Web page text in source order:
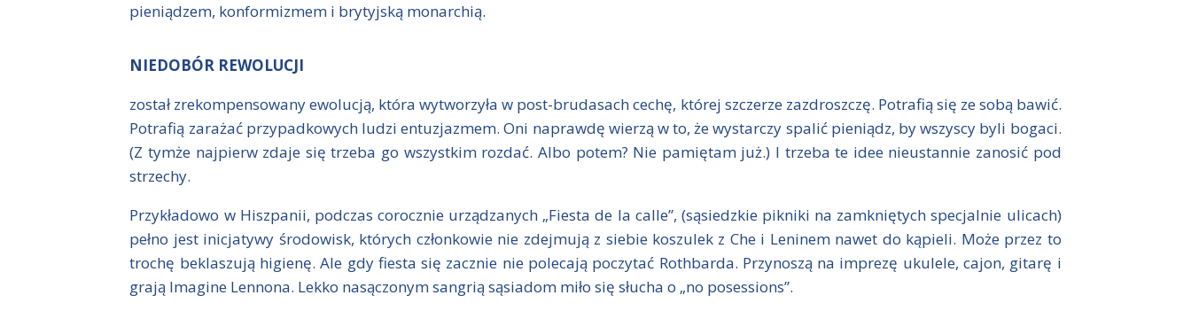
pieniądzem, konformizmem i brytyjską monarchią.
NIEDOBÓR REWOLUCJI
został zrekompensowany ewolucją, która wytworzyła w post-brudasach cechę, której szczerze zazdroszczę. Potrafią się ze sobą bawić.
Potrafią zarażać przypadkowych ludzi entuzjazmem. Oni naprawdę wierzą w to, że wystarczy spalić pieniądz, by wszyscy byli bogaci.
(Z tymże najpierw zdaje się trzeba go wszystkim rozdać. Albo potem? Nie pamiętam już.) I trzeba te idee nieustannie zanosić pod
strzechy.
Przykładowo w Hiszpanii, podczas corocznie urządzanych „Fiesta de la calle”, (sąsiedzkie pikniki na zamkniętych specjalnie ulicach)
pełno jest inicjatywy środowisk, których członkowie nie zdejmują z siebie koszulek z Che i Leninem nawet do kąpieli. Może przez to
trochę beklaszują higienę. Ale gdy fiesta się zacznie nie polecają poczytać Rothbarda. Przynoszą na imprezę ukulele, cajon, gitarę i
grają Imagine Lennona. Lekko nasączonym sangrią sąsiadom miło się słucha o „no posessions”.